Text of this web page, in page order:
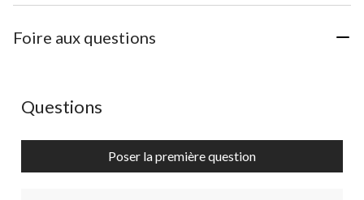
Foire aux questions
Aucune question n'a été posée sur ce produit.
Questions
Poser la première question